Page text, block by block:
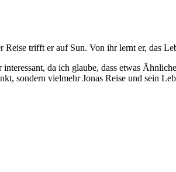
trifft er auf Sun. Von ihr lernt er, das
da ich glaube, dass etwas
sondern vielmehr Jonas Reise und sein